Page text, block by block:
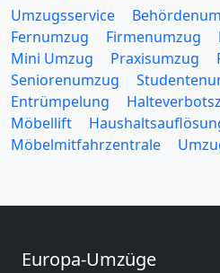
Umzugsservice
Fernumzug
Firmenumzug
Mini Umzug
Praxisumzug
Seniorenumzug
Entrümpelung
Möbellift
Möbelmitfahrzentrale
Europa-Umzüge